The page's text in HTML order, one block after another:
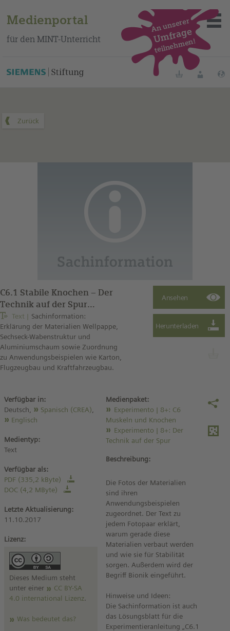
Medienportal
für den MINT-Unterricht
Über das Portal
Merklisten
An unserer
Umfrage
teilnehmen!
C6.1 Stabile Knochen – Der
Technik auf der Spur
(Sachinformation)
Text
Sachinformation:
Erklärung der Materialien Wellpappe,
Sechseck-Wabenstruktur und
Aluminiumschaum sowie Zuordnung
zu Anwendungsbeispielen wie Karton,
Flugzeugbau und Kraftfahrzeugbau.
Verfügbar in:
Deutsch,
Spanisch (CREA)
Englisch
Medientyp:
Text
Verfügbar als:
PDF (335,2 kByte)
DOC (4,2 MByte)
Letzte Aktualisierung:
11.10.2017
Lizenz:
Dieses Medium steht
unter einer
CC BY-SA
4.0 international Lizenz.
Was bedeutet das?
Medienpaket:
Experimento | 8+: C6
Muskeln und Knochen
Experimento | 8+: Der
Technik auf der Spur
Beschreibung:
Die Fotos der Materialien
sind ihren
Anwendungsbeispielen
zugeordnet. Der Text zu
jedem Fotopaar erklärt,
warum gerade diese
Materialien verbaut werden
und wie sie für Stabilität
sorgen. Außerdem wird der
Begriff Bionik eingeführt.
Hinweise und Ideen:
Die Sachinformation ist auch
das Lösungsblatt für die
Experimentieranleitung „C6.1
Dieses Medium finden Sie auf unserem spanischen